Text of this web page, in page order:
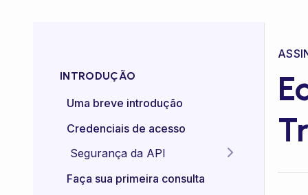
INTRODUÇÃO
Uma breve introdução
Credenciais de acesso
Segurança da API
Idempotência das APIs
Faça sua primeira consulta